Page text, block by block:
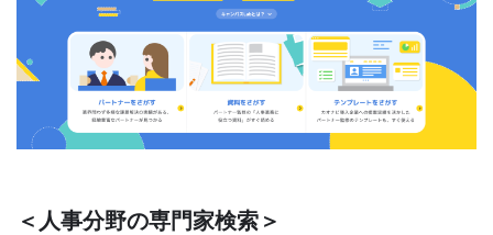
＜人事分野の専門家検索＞